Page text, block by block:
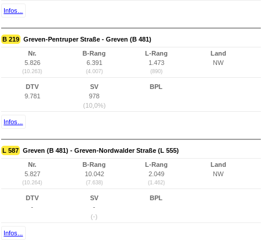
Infos...
B 219 Greven-Pentruper Straße - Greven (B 481)
Nr.
5.826
(10.263)
B-Rang
6.391
(4.007)
L-Rang
1.473
(890)
Land
NW
DTV
9.781
SV
978
(10,0%)
BPL
Infos...
L 587 Greven (B 481) - Greven-Nordwalder Straße (L 555)
Nr.
5.827
(10.264)
B-Rang
10.042
(7.638)
L-Rang
2.049
(1.462)
Land
NW
DTV
-
SV
-
(-)
BPL
Infos...